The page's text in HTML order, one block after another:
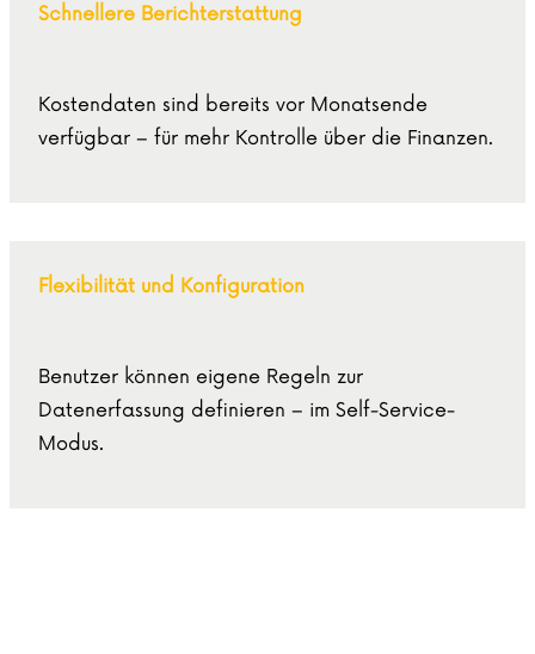
Schnellere Berichterstattung
Kostendaten sind bereits vor Monatsende
verfügbar – für mehr Kontrolle über die Finanzen.
Flexibilität und Konfiguration
Benutzer können eigene Regeln zur
Datenerfassung definieren – im Self-Service-
Modus.